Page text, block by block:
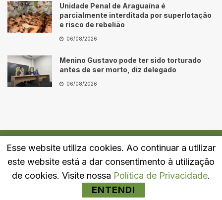
Unidade Penal de Araguaína é
parcialmente interditada por superlotação
e risco de rebelião
06/08/2026
Menino Gustavo pode ter sido torturado
antes de ser morto, diz delegado
06/08/2026
Quem Somos Fale Conosco Política de Privacidade
Esse website utiliza cookies. Ao continuar a utilizar
este website está a dar consentimento à utilização
de cookies. Visite nossa Política de Privacidade.
ENTENDI